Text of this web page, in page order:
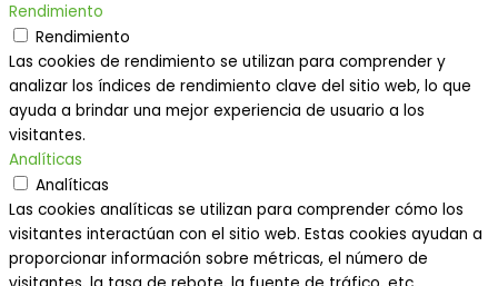
Rendimiento
Rendimiento
Las cookies de rendimiento se utilizan para comprender y
analizar los índices de rendimiento clave del sitio web, lo que
ayuda a brindar una mejor experiencia de usuario a los
visitantes.
Analíticas
Analíticas
Las cookies analíticas se utilizan para comprender cómo los
visitantes interactúan con el sitio web. Estas cookies ayudan a
proporcionar información sobre métricas, el número de